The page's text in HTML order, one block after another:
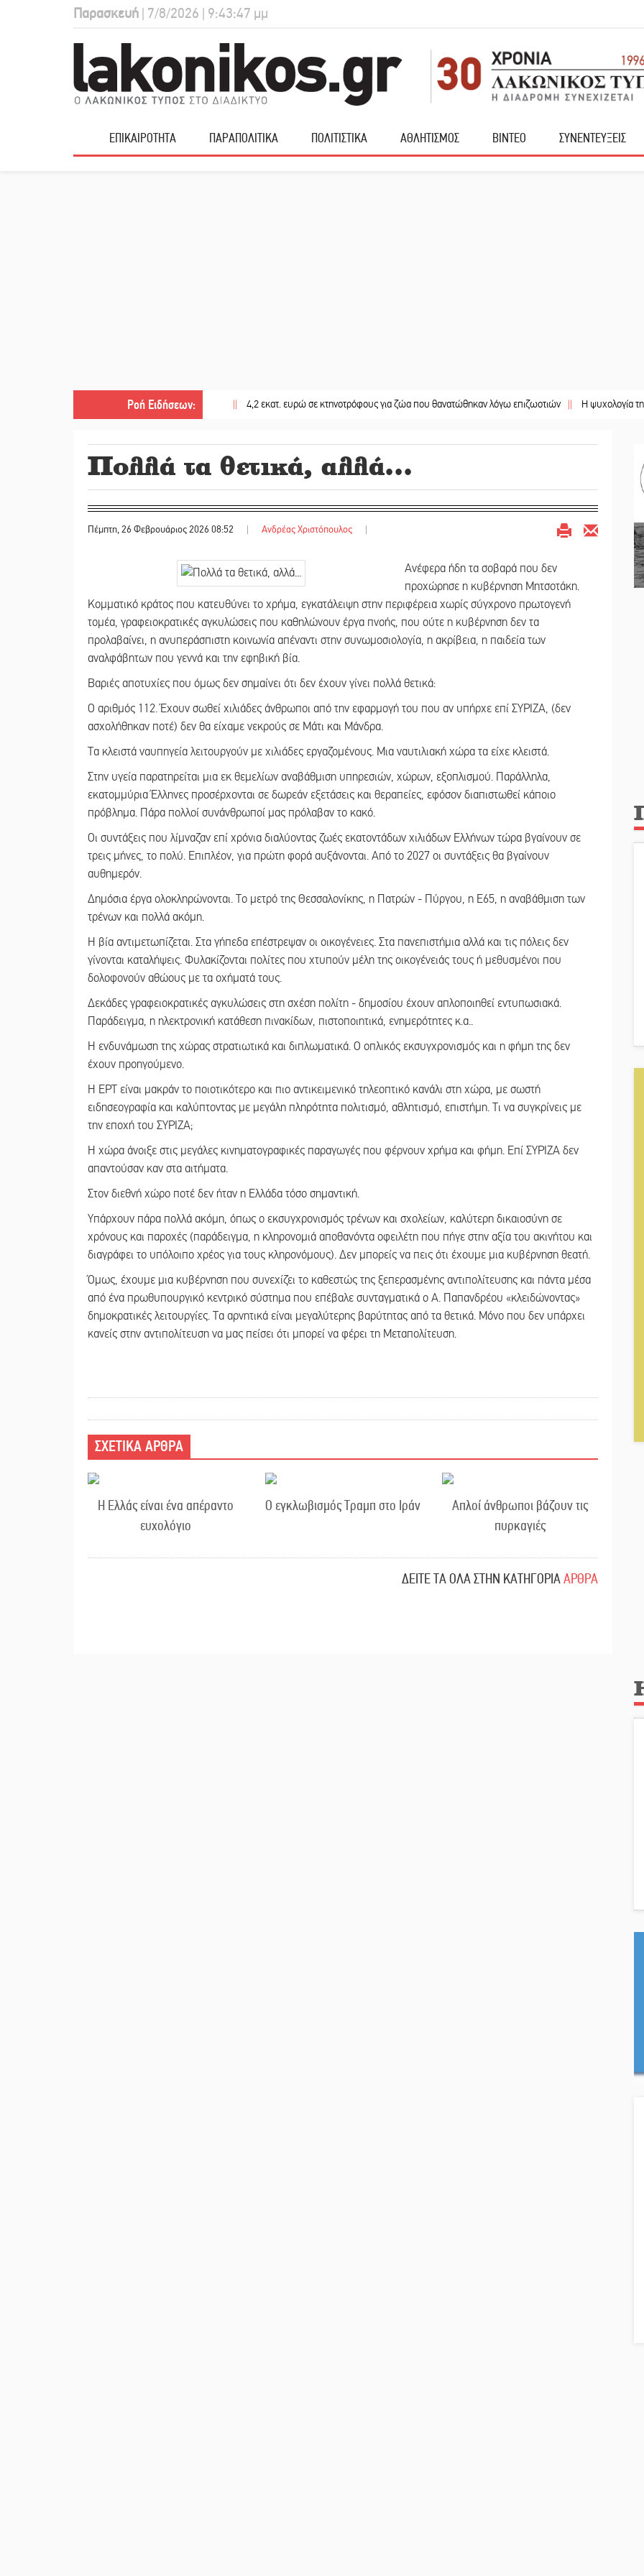
Παρασκευή | 7/8/2026 | 9:43:48 μμ
ΕΠΙΚΑΙΡΟΤΗΤΑ ΠΑΡΑΠΟΛΙΤΙΚΑ ΠΟΛΙΤΙΣΤΙΚΑ ΑΘΛΗΤΙΣΜΟΣ ΒΙΝΤΕΟ ΣΥΝΕΝΤΕΥΞΕΙΣ
Ροή Ειδήσεων:
|| 4,2 εκατ. ευρώ σε κτηνοτρόφους για ζώα που θανατώθηκαν λόγω επιζωοτιών || Η ψυχολογία της
Πολλά τα θετικά, αλλά...
Πέμπτη, 26 Φεβρουάριος 2026 08:52 | Ανδρέας Χριστόπουλος |
Ανέφερα ήδη τα σοβαρά που δεν
προχώρησε η κυβέρνηση Μητσοτάκη.
Κομματικό κράτος που κατευθύνει το χρήμα, εγκατάλειψη στην περιφέρεια χωρίς σύγχρονο πρωτογενή
τομέα, γραφειοκρατικές αγκυλώσεις που καθηλώνουν έργα πνοής, που ούτε η κυβέρνηση δεν τα
προλαβαίνει, η ανυπεράσπιστη κοινωνία απέναντι στην συνωμοσιολογία, η ακρίβεια, η παιδεία των
αναλφάβητων που γεννά και την εφηβική βία.
Βαριές αποτυχίες που όμως δεν σημαίνει ότι δεν έχουν γίνει πολλά θετικά:
Ο αριθμός 112. Έχουν σωθεί χιλιάδες άνθρωποι από την εφαρμογή του που αν υπήρχε επί ΣΥΡΙΖΑ, (δεν
ασχολήθηκαν ποτέ) δεν θα είχαμε νεκρούς σε Μάτι και Μάνδρα.
Τα κλειστά ναυπηγεία λειτουργούν με χιλιάδες εργαζομένους. Μια ναυτιλιακή χώρα τα είχε κλειστά.
Στην υγεία παρατηρείται μια εκ θεμελίων αναβάθμιση υπηρεσιών, χώρων, εξοπλισμού. Παράλληλα,
εκατομμύρια Έλληνες προσέρχονται σε δωρεάν εξετάσεις και θεραπείες, εφόσον διαπιστωθεί κάποιο
πρόβλημα. Πάρα πολλοί συνάνθρωποί μας πρόλαβαν το κακό.
Οι συντάξεις που λίμναζαν επί χρόνια διαλύοντας ζωές εκατοντάδων χιλιάδων Ελλήνων τώρα βγαίνουν σε
τρεις μήνες, το πολύ. Επιπλέον, για πρώτη φορά αυξάνονται. Από το 2027 οι συντάξεις θα βγαίνουν
αυθημερόν.
Δημόσια έργα ολοκληρώνονται. Το μετρό της Θεσσαλονίκης, η Πατρών - Πύργου, η Ε65, η αναβάθμιση των
τρένων και πολλά ακόμη.
Η βία αντιμετωπίζεται. Στα γήπεδα επέστρεψαν οι οικογένειες. Στα πανεπιστήμια αλλά και τις πόλεις δεν
γίνονται καταλήψεις. Φυλακίζονται πολίτες που χτυπούν μέλη της οικογένειάς τους ή μεθυσμένοι που
δολοφονούν αθώους με τα οχήματά τους.
Δεκάδες γραφειοκρατικές αγκυλώσεις στη σχέση πολίτη - δημοσίου έχουν απλοποιηθεί εντυπωσιακά.
Παράδειγμα, η ηλεκτρονική κατάθεση πινακίδων, πιστοποιητικά, ενημερότητες κ.α..
Η ενδυνάμωση της χώρας στρατιωτικά και διπλωματικά. Ο οπλικός εκσυγχρονισμός και η φήμη της δεν
έχουν προηγούμενο.
Η ΕΡΤ είναι μακράν το ποιοτικότερο και πιο αντικειμενικό τηλεοπτικό κανάλι στη χώρα, με σωστή
ειδησεογραφία και καλύπτοντας με μεγάλη πληρότητα πολιτισμό, αθλητισμό, επιστήμη. Τι να συγκρίνεις με
την εποχή του ΣΥΡΙΖΑ;
Η χώρα άνοιξε στις μεγάλες κινηματογραφικές παραγωγές που φέρνουν χρήμα και φήμη. Επί ΣΥΡΙΖΑ δεν
απαντούσαν καν στα αιτήματα.
Στον διεθνή χώρο ποτέ δεν ήταν η Ελλάδα τόσο σημαντική.
Υπάρχουν πάρα πολλά ακόμη, όπως ο εκσυγχρονισμός τρένων και σχολείων, καλύτερη δικαιοσύνη σε
χρόνους και παροχές (παράδειγμα, η κληρονομιά αποθανόντα οφειλέτη που πήγε στην αξία του ακινήτου και
διαγράφει το υπόλοιπο χρέος για τους κληρονόμους). Δεν μπορείς να πεις ότι έχουμε μια κυβέρνηση θεατή.
Όμως, έχουμε μια κυβέρνηση που συνεχίζει το καθεστώς της ξεπερασμένης αντιπολίτευσης και πάντα μέσα
από ένα πρωθυπουργικό κεντρικό σύστημα που επέβαλε συνταγματικά ο Α. Παπανδρέου «κλειδώνοντας»
δημοκρατικές λειτουργίες. Τα αρνητικά είναι μεγαλύτερης βαρύτητας από τα θετικά. Μόνο που δεν υπάρχει
κανείς στην αντιπολίτευση να μας πείσει ότι μπορεί να φέρει τη Μεταπολίτευση.
ΣΧΕΤΙΚΑ ΑΡΘΡΑ
Η Ελλάς είναι ένα απέραντο
ευχολόγιο
Ο εγκλωβισμός Τραμπ στο Ιράν
Απλοί άνθρωποι βάζουν τις
πυρκαγιές
ΔΕΙΤΕ ΤΑ ΟΛΑ ΣΤΗΝ ΚΑΤΗΓΟΡΙΑΑΡΘΡΑ